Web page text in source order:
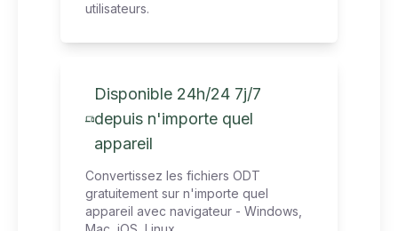
utilisateurs.
Disponible 24h/24 7j/7
depuis n'importe quel
appareil
Convertissez les fichiers ODT
gratuitement sur n'importe quel
appareil avec navigateur - Windows,